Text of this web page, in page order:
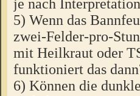
5) Wenn das
zwei-Felder-pro-
mit Heilkraut oder
funktioniert das
6) Können die